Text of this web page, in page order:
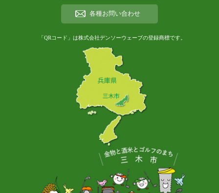
各種お問い合わせ
「QRコード」は株式会社デンソーウェーブの登録商標です。